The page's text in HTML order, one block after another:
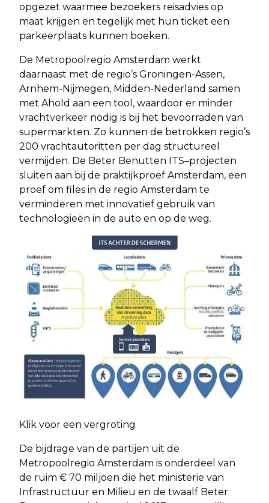
opgezet waarmee bezoekers reisadvies op
maat krijgen en tegelijk met hun ticket een
parkeerplaats kunnen boeken.
De Metropoolregio Amsterdam werkt
daarnaast met de regio’s Groningen-Assen,
Arnhem-Nijmegen, Midden-Nederland samen
met Ahold aan een tool, waardoor er minder
vrachtverkeer nodig is bij het bevoorraden van
supermarkten. Zo kunnen de betrokken regio’s
200 vrachtautoritten per dag structureel
vermijden. De Beter Benutten ITS–projecten
sluiten aan bij de praktijkproef Amsterdam, een
proef om files in de regio Amsterdam te
verminderen met innovatief gebruik van
technologieën in de auto en op de weg.
Klik voor een vergroting
De bijdrage van de partijen uit de
Metropoolregio Amsterdam is onderdeel van
de ruim € 70 miljoen die het ministerie van
Infrastructuur en Milieu en de twaalf Beter